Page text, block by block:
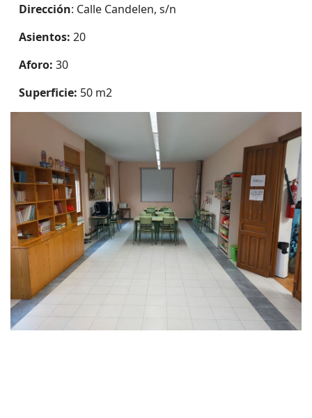
Dirección: Calle Candelen, s/n
Asientos: 20
Aforo: 30
Superficie: 50 m2